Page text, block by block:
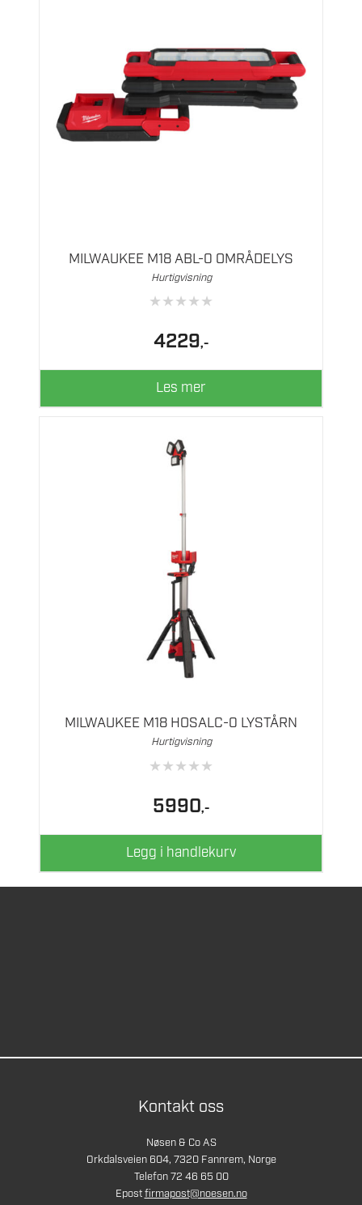
MILWAUKEE M18 ABL-0 OMRÅDELYS
Hurtigvisning
★★★★★
4229,-
Les mer
MILWAUKEE M18 HOSALC-0 LYSTÅRN
Hurtigvisning
★★★★★
5990,-
Legg i handlekurv
Kontakt oss
Nøsen & Co AS
Orkdalsveien 604, 7320 Fannrem, Norge
Telefon 72 46 65 00
Epostfirmapost@noesen.no